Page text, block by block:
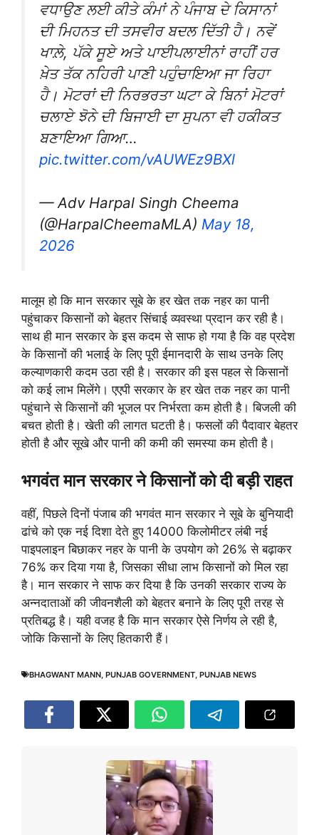
ਵਧਾਉਣ ਲਈ ਕੀਤੇ ਕੰਮਾਂ ਨੇ ਪੰਜਾਬ ਦੇ ਕਿਸਾਨਾਂ
ਦੀ ਮਿਹਨਤ ਦੀ ਤਸਵੀਰ ਬਦਲ ਦਿੱਤੀ ਹੈ। ਨਵੇਂ
ਖਾਲ਼ੇ, ਪੱਕੇ ਸੂਏ ਅਤੇ ਪਾਈਪਲਾਈਨਾਂ ਰਾਹੀਂ ਹਰ
ਖ਼ੇਤ ਤੱਕ ਨਹਿਰੀ ਪਾਣੀ ਪਹੁੰਚਾਇਆ ਜਾ ਰਿਹਾ
ਹੈ। ਮੋਟਰਾਂ ਦੀ ਨਿਰਭਰਤਾ ਘਟਾ ਕੇ ਬਿਨਾਂ ਮੋਟਰਾਂ
ਚਲਾਏ ਝੋਨੇ ਦੀ ਬਿਜਾਈ ਦਾ ਸੁਪਨਾ ਵੀ ਹਕੀਕਤ
ਬਣਾਇਆ ਗਿਆ…
pic.twitter.com/vAUWEz9BXl
— Adv Harpal Singh Cheema
(@HarpalCheemaMLA) May 18,
2026
मालूम हो कि मान सरकार सूबे के हर खेत तक नहर का पानी
पहुंचाकर किसानों को बेहतर सिंचाई व्यवस्था प्रदान कर रही है।
साथ ही मान सरकार के इस कदम से साफ हो गया है कि वह प्रदेश
के किसानों की भलाई के लिए पूरी ईमानदारी के साथ उनके लिए
कल्याणकारी कदम उठा रही है। सरकार की इस पहल से किसानों
को कई लाभ मिलेंगे। एएपी सरकार के हर खेत तक नहर का पानी
पहुंचाने से किसानों की भूजल पर निर्भरता कम होती है। बिजली की
बचत होती है। खेती की लागत घटती है। फसलों की पैदावार बेहतर
होती है और सूखे और पानी की कमी की समस्या कम होती है।
भगवंत मान सरकार ने किसानों को दी बड़ी राहत
वहीं, पिछले दिनों पंजाब की भगवंत मान सरकार ने सूबे के बुनियादी
ढांचे को एक नई दिशा देते हुए 14000 किलोमीटर लंबी नई
पाइपलाइन बिछाकर नहर के पानी के उपयोग को 26% से बढ़ाकर
76% कर दिया गया है, जिसका सीधा लाभ किसानों को मिल रहा
है। मान सरकार ने साफ कर दिया है कि उनकी सरकार राज्य के
अन्नदाताओं की जीवनशैली को बेहतर बनाने के लिए पूरी तरह से
प्रतिबद्ध है। यही वजह है कि मान सरकार ऐसे निर्णय ले रही है,
जोकि किसानों के लिए हितकारी हैं।
BHAGWANT MANN, PUNJAB GOVERNMENT, PUNJAB NEWS